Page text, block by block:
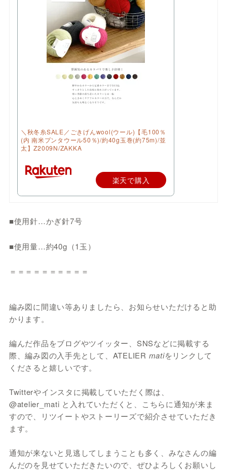
＼秋冬糸SALE／ごきげんwool(ウール)【毛100％
(内 南米プンタウール50％)/約40g玉巻(約75m)/並
太】Z2009N/ZAKKA
楽天で購入
■使用針…かぎ針7号
■使用量…約40g（1玉）
＝＝＝＝＝＝＝＝＝＝
編み図に間違い等ありましたら、お知らせいただけると助
かります。
編んだ作品をブログやツイッター、SNSなどに掲載する
際、編み図の入手先として、ATELIER matiをリンクして
くださると嬉しいです。
Twitterやインスタに掲載していただく際は、
@atelier_mati と入れていただくと、こちらに通知が来ま
すので、リツイートやストーリーズで紹介させていただき
ます。
通知が来ないと見逃してしまうことも多く、みなさんの編
んだのを見せていただきたいので、ぜひよろしくお願いし